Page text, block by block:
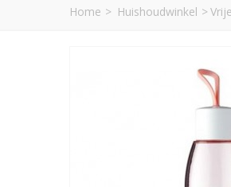
Home > Huishoudwinkel >